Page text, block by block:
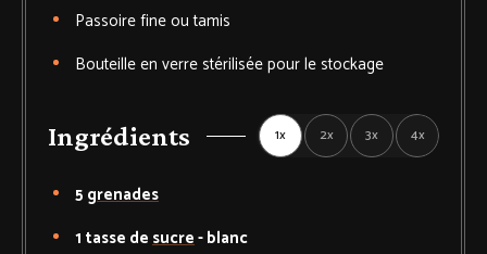
Passoirefine ou tamis
Bouteilleen verre stérilisée pour le stockage
Ingrédients 1x 2x 3x 4x
5 grenades
1 tasse desucre-blanc